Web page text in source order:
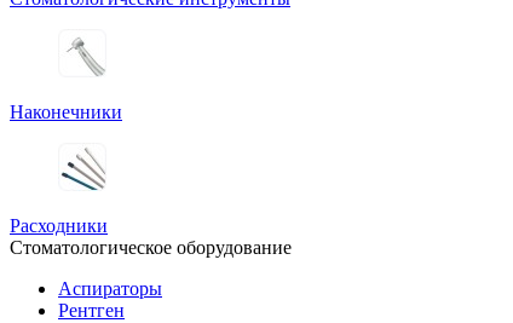
Наконечники
Расходники
Стоматологическое оборудование
Аспираторы
Рентген